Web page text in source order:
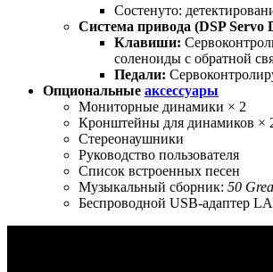
Состенуто:
Система привода (DSP Servo
Клавиши:
соленоиды с обратной
Педали:
Опциональные аксессуары
Мониторные динамики × 2
Кронштейны для динамиков ×
Стереонаушники
Руководство пользователя
Список встроенных песен
Музыкальный сборник: 50
Беспроводной USB-адаптер